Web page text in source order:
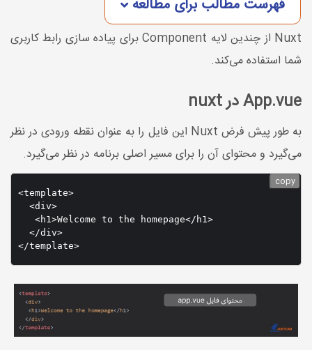
فهرست مطالب برای مطالعه
Nuxt از چندین لایه Component برای پیاده سازی رابط کاربری
شما استفاده می‌کند.
App.vue در nuxt
به طور پیش فرض Nuxt این فایل را به عنوان نقطه ورودی در نظر
می‌گیرد و محتوای آن را برای مسیر اصلی برنامه در نظر می‌گیرد.
<template>
  <div>
   <h1>Welcome to the homepage</h1>
  </div>
copy